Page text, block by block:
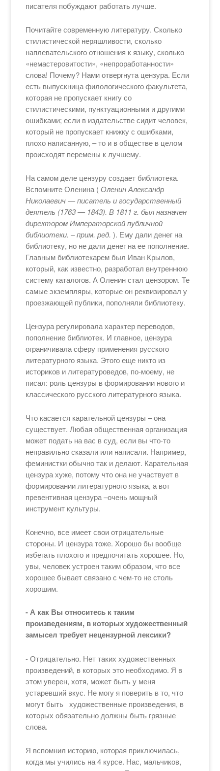
писателя побуждают работать лучше.
Почитайте современную литературу. Сколько
стилистической неряшливости, сколько
наплевательского отношения к языку, сколько
«немастеровитости», «непроработанности»
слова! Почему? Нами отвергнута цензура. Если
есть выпускница филологического факультета,
которая не пропускает книгу со
стилистическими, пунктуационными и другими
ошибками; если в издательстве сидит человек,
который не пропускает книжку с ошибками,
плохо написанную, – то и в обществе в целом
происходят перемены к лучшему.
На самом деле цензуру создает библиотека.
Вспомните Оленина (Оленин Александр
Николаевич — писатель и государственный
деятель (1763 — 1843). В 1811 г. был назначен
директором Императорской публичной
библиотеки. – прим. ред.). Ему дали денег на
библиотеку, но не дали денег на ее пополнение.
Главным библиотекарем был Иван Крылов,
который, как известно, разработал внутреннюю
систему каталогов. А Оленин стал цензором. Те
самые экземпляры, которые он реквизировал у
проезжающей публики, пополняли библиотеку.
Цензура регулировала характер переводов,
пополнение библиотек. И главное, цензура
ограничивала сферу применения русского
литературного языка. Этого еще никто из
историков и литературоведов, по-моему, не
писал: роль цензуры в формировании нового и
классического русского литературного языка.
Что касается карательной цензуры – она
существует. Любая общественная организация
может подать на вас в суд, если вы что-то
неправильно сказали или написали. Например,
феминистки обычно так и делают. Карательная
цензура хуже, потому что она не участвует в
формировании литературного языка, а вот
превентивная цензура –очень мощный
инструмент культуры.
Конечно, все имеет свои отрицательные
стороны. И цензура тоже. Хорошо бы вообще
избегать плохого и предпочитать хорошее. Но,
увы, человек устроен таким образом, что все
хорошее бывает связано с чем-то не столь
хорошим.
- А как Вы относитесь к таким
произведениям, в которых художественный
замысел требует нецензурной лексики?
- Отрицательно. Нет таких художественных
произведений, в которых это необходимо. Я в
этом уверен, хотя, может быть у меня
устаревший вкус. Не могу я поверить в то, что
могут быть художественные произведения, в
которых обязательно должны быть грязные
слова.
Я вспомнил историю, которая приключилась,
когда мы учились на 4 курсе. Нас, мальчиков,